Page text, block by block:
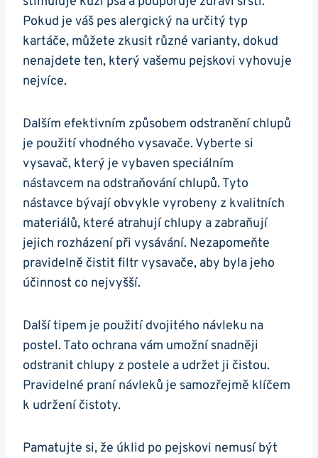
Pokud je váš pes alergický na určitý typ
kartáče, můžete zkusit různé varianty, dokud
nenajdete ten, který vašemu pejskovi vyhovuje
nejvíce.
Dalším efektivním způsobem odstranění chlupů
je použití vhodného vysavače. Vyberte si
vysavač, který je vybaven speciálním
nástavcem na odstraňování chlupů. Tyto
nástavce bývají obvykle vyrobeny z kvalitních
materiálů, které atrahují chlupy a zabraňují
jejich rozházení při vysávání. Nezapomeňte
pravidelně čistit filtr vysavače, aby byla jeho
účinnost co nejvyšší.
Další tipem je použití dvojitého návleku na
postel. Tato ochrana vám umožní snadněji
odstranit chlupy z postele a udržet ji čistou.
Pravidelné praní návleků je samozřejmě klíčem
k udržení čistoty.
Pamatujte si, že úklid po pejskovi nemusí být